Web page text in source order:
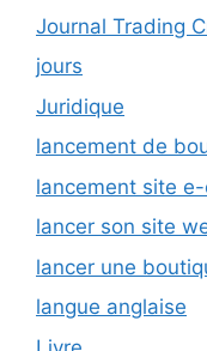
Journal Trading
jours
Juridique
lancement de
lancement site
lancer son site
lancer une
langue anglaise